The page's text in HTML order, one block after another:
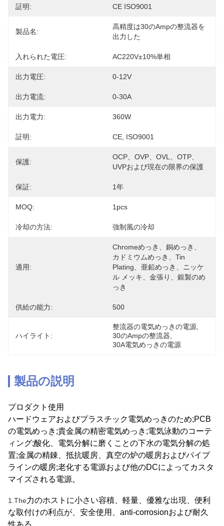
証明: CE ISO9001
製品名:
高精度は30のAmpの整流器を
出力した
入れられた電圧: AC220V±10%単相
出力電圧: 0-12V
出力電流: 0-30A
出力電力: 360W
証明: CE, ISO9001
保護:
OCP、OVP、OVL、OTP、
UVPおよび現在の限界の保護
保証: 1年
MOQ: 1pcs
冷却の方法: 強制風の冷却
適用:
Chromeめっき、銅めっき、
カドミウムめっき、tin
Plating、亜鉛めっき、ニッケ
ル メッキ、金張り、銀製のめ
っき
供給の能力: 500
ハイライト:
整流器の電気めっきの電源
30のAmpの整流器
30A電気めっきの電源
製品の説明
プロダクト使用
ハードウェアおよびプラスチック電気めっきのため;PCB
の電気めっき;貴金属の精密電気めっき;電気泳動のコーテ
ィング;酸化、電気分解に磨くことの下水の電気分解の処
置;金属の精錬、抵抗暖房、真空の炉の暖房およびパイプ
ラインの暖房;老化する電源および他のDCによってカスタ
マイズされる電源。
1.The力のホストに小さい容積、軽量、優雅な出現、便利
な取付けの利点が、安全使用、anti-corrosionおよび耐久
性ある